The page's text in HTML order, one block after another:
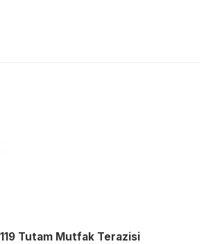
Tutam Mutfak Terazisi